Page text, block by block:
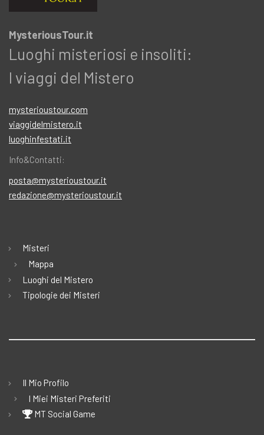
MysteriousTour.it
Luoghi misteriosi e insoliti:
I viaggi del Mistero
mysterioustour.com
viaggidelmistero.it
luoghinfestati.it
Info&Contatti:
posta@mysterioustour.it
redazione@mysterioustour.it
Misteri
Mappa
Luoghi del Mistero
Tipologie dei Misteri
Il Mio Profilo
I Miei Misteri Preferiti
MT Social Game